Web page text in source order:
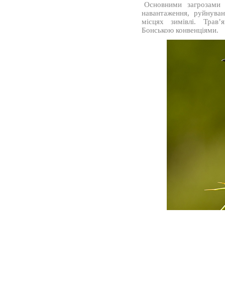
Основними
навантаження,
місцях зимівлі.
Бонською конвенціями.